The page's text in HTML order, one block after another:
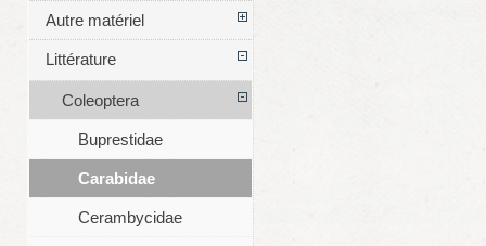
Autre matériel
Littérature
Coleoptera
Buprestidae
Carabidae
Cerambycidae